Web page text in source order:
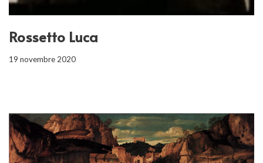
Rossetto Luca
19 novembre 2020